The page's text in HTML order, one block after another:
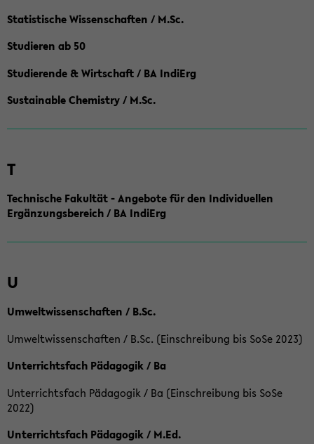
Statistische Wissenschaften / M.Sc.
Studieren ab 50
Studierende & Wirtschaft / BA IndiErg
Sustainable Chemistry / M.Sc.
T
Technische Fakultät - Angebote für den Individuellen
Ergänzungsbereich / BA IndiErg
U
Umweltwissenschaften / B.Sc.
Umweltwissenschaften / B.Sc. (Einschreibung bis SoSe 2023)
Unterrichtsfach Pädagogik / Ba
Unterrichtsfach Pädagogik / Ba (Einschreibung bis SoSe
2022)
Unterrichtsfach Pädagogik / M.Ed.